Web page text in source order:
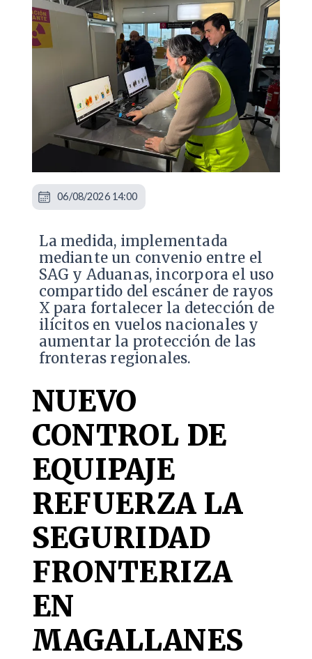
La medida, implementada
mediante un convenio entre el
SAG y Aduanas, incorpora el uso
compartido del escáner de rayos
X para fortalecer la detección de
ilícitos en vuelos nacionales y
aumentar la protección de las
fronteras regionales.
NUEVO
CONTROL DE
EQUIPAJE
REFUERZA LA
SEGURIDAD
FRONTERIZA
EN
MAGALLANES
06/08/2026 14:00